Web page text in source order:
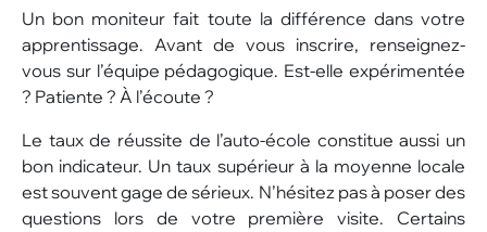
Un bon moniteur fait toute la différence dans votre
apprentissage. Avant de vous inscrire, renseignez-
vous sur l’équipe pédagogique. Est-elle expérimentée
? Patiente ? À l’écoute ?
Le taux de réussite de l’auto-école constitue aussi un
bon indicateur. Un taux supérieur à la moyenne locale
est souvent gage de sérieux. N’hésitez pas à poser des
questions lors de votre première visite. Certains